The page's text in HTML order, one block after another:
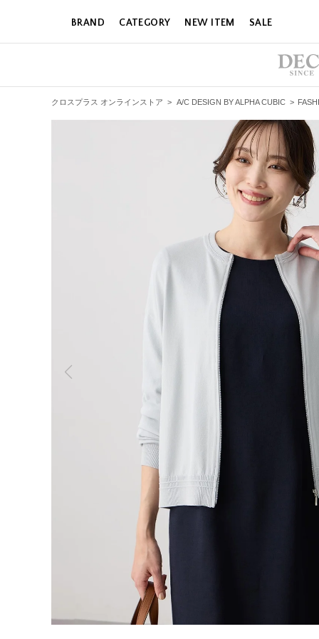
BRAND CATEGORY NEW ITEM SALE
クロスプラス オンラインストア > A/C DESIGN BY ALPHA CUBIC >